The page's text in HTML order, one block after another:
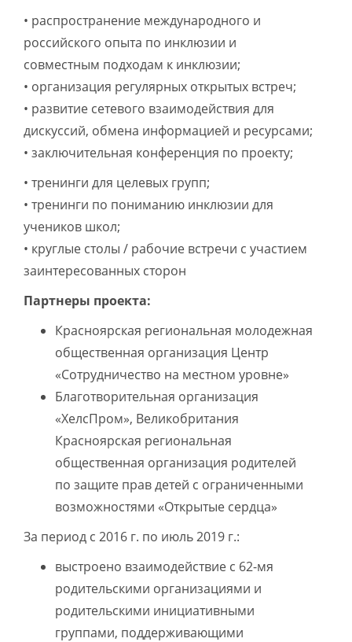
• распространение международного и
российского опыта по инклюзии и
совместным подходам к инклюзии;
• организация регулярных открытых встреч;
• развитие сетевого взаимодействия для
дискуссий, обмена информацией и ресурсами;
• заключительная конференция по проекту;
• тренинги для целевых групп;
• тренинги по пониманию инклюзии для
учеников школ;
• круглые столы / рабочие встречи с участием
заинтересованных сторон
Партнеры проекта:
Красноярская региональная молодежная
общественная организация Центр
«Сотрудничество на местном уровне»
Благотворительная организация
«ХелсПром», Великобритания
Красноярская региональная
общественная организация родителей
по защите прав детей с ограниченными
возможностями «Открытые сердца»
За период с 2016 г. по июль 2019 г.:
выстроено взаимодействие с 62-мя
родительскими организациями и
родительскими инициативными
группами, поддерживающими